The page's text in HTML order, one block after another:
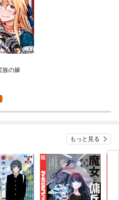
族の嫁
もっと見る